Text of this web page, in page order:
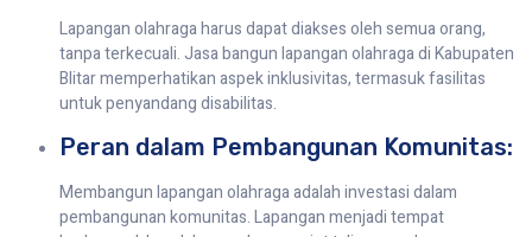
Lapangan olahraga harus dapat diakses oleh semua orang,
tanpa terkecuali. Jasa bangun lapangan olahraga di Kabupaten
Blitar memperhatikan aspek inklusivitas, termasuk fasilitas
untuk penyandang disabilitas.
Peran dalam Pembangunan Komunitas:
Membangun lapangan olahraga adalah investasi dalam
pembangunan komunitas. Lapangan menjadi tempat